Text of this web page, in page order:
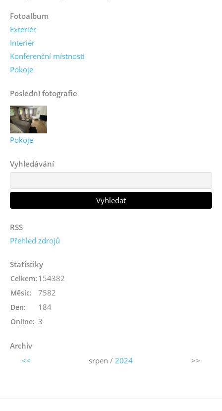
Fotoalbum
Exteriér
Interiér
Konferenční místnosti
Pokoje
Poslední fotografie
Pokoje
Vyhledávání
RSS
Přehled zdrojů
Statistiky
Online: 3
Celkem: 154382
Měsíc: 7582
Den: 184
Archiv
<<
srpen / 2024 >>